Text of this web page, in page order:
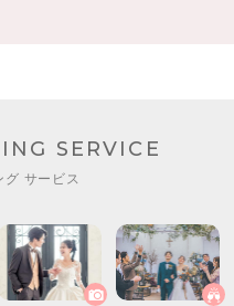
SERVICE
グ サービス